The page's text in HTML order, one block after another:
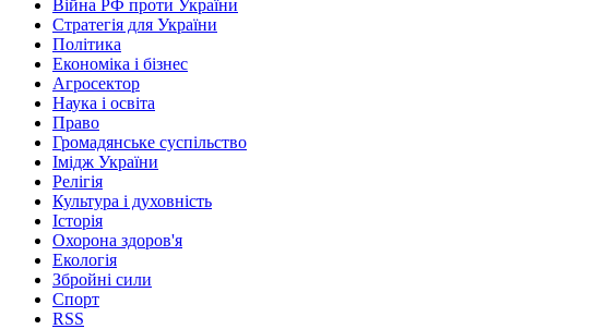
Війна РФ проти України
Стратегія для України
Політика
Економіка і бізнес
Агросектор
Наука і освіта
Право
Громадянське суспільство
Імідж України
Релігія
Культура і духовність
Історія
Охорона здоров'я
Екологія
Збройні сили
Спорт
RSS